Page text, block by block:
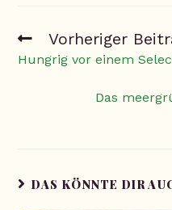
Vorheriger
Hungrig vor einem
Das
DAS KÖNNTE DIR